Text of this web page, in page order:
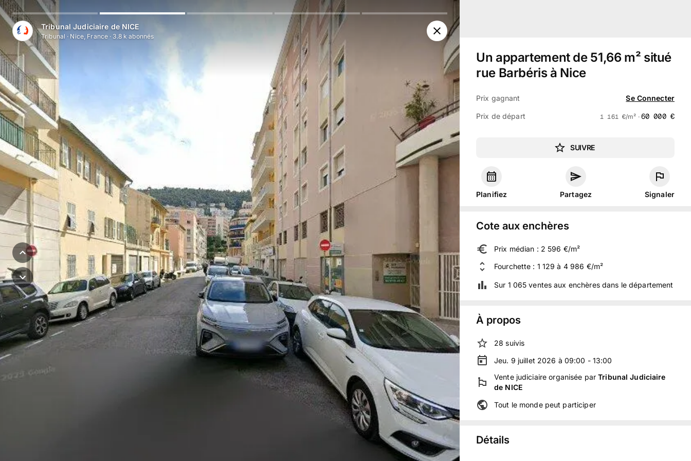
Tribunal Judiciaire de NICE
Tribunal · Nice, France · 3.8 k abonnés
Un appartement de 51,66 m² situé
rue Barbéris à Nice
Prix gagnant Se Connecter
Prix de départ 1 161 €/m² · 60 000 €
SUIVRE
Planifiez Partagez Signaler
Cote aux enchères
Prix médian : 2 596 €/m²
Fourchette : 1 129 à 4 986 €/m²
Sur 1 065 ventes aux enchères dans le département
À propos
28 suivis
Jeu. 9 juillet 2026 à 09:00 - 13:00
Vente judiciaire organisée parTribunal Judiciaire
de NICE
Tout le monde peut participer
Détails